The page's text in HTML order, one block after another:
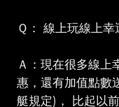
Ｑ： 線上玩線上幸
Ａ：現在很多線上
惠，還有加值點數
艇規定)， 比起以